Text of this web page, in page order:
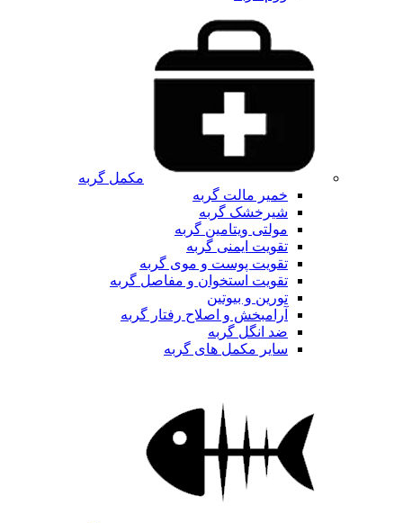
مکمل گربه
خمیر مالت گربه
شیرخشک گربه
مولتی ویتامین گربه
تقویت ایمنی گربه
تقویت پوست و موی گربه
تقویت استخوان و مفاصل گربه
تورین و بیوتین
آرامبخش و اصلاح رفتار گربه
ضد انگل گربه
سایر مکمل های گربه